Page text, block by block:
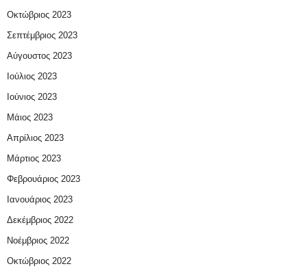
Οκτώβριος 2023
Σεπτέμβριος 2023
Αύγουστος 2023
Ιούλιος 2023
Ιούνιος 2023
Μάιος 2023
Απρίλιος 2023
Μάρτιος 2023
Φεβρουάριος 2023
Ιανουάριος 2023
Δεκέμβριος 2022
Νοέμβριος 2022
Οκτώβριος 2022